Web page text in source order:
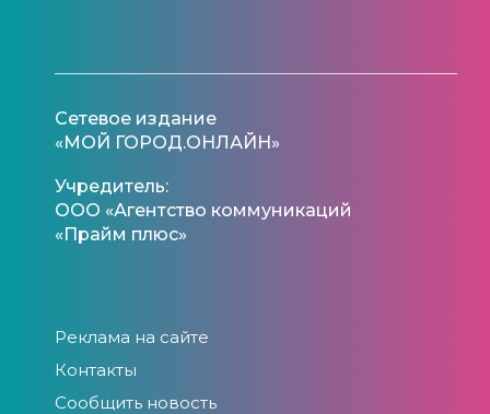
Сетевое издание
«МОЙ ГОРОД.ОНЛАЙН»
Учредитель:
ООО «Агентство коммуникаций
«Прайм плюс»
Реклама на сайте
Контакты
Сообщить новость